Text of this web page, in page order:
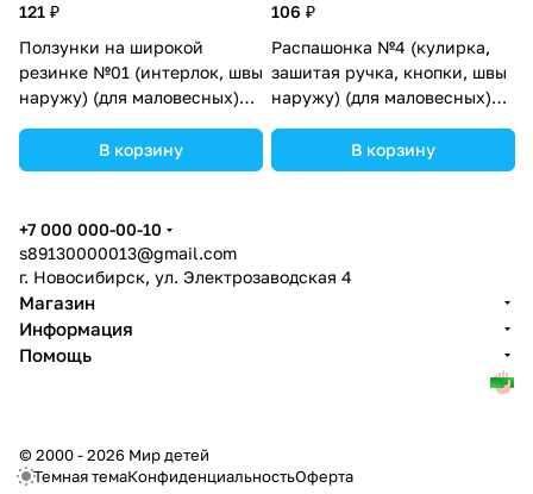
121 ₽
Ползунки на широкой
резинке №01 (интерлок, швы
наружу) (для маловесных)
ассортименте.В корзину
106 ₽
Распашонка №4 (кулирка,
зашитая ручка, кнопки, швы
наружу) (для маловесных)
ассортименте.В корзину
+7 000 000-00-10
s89130000013@gmail.com
г. Новосибирск, ул. Электрозаводская 4
Магазин
Информация
Помощь
© 2000 - 2026 Мир детей
Темная темаКонфиденциальностьОферта